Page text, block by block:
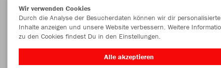
Wir verwenden Cookies
Durch die Analyse der Besucherdaten können wir dir personalisierte
Inhalte anzeigen und unsere Website verbessern. Weitere
zu den Cookies findest Du in den Einstellungen.
Alle akzeptieren